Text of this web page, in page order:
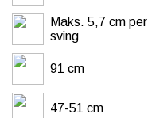
Maks. 5,7 cm per
sving
91 cm
47-51 cm